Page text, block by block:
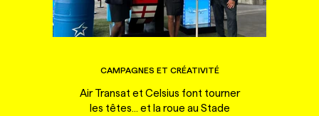
CAMPAGNES ET CRÉATIVITÉ
Air Transat et Celsius font tourner
les têtes... et la roue au Stade